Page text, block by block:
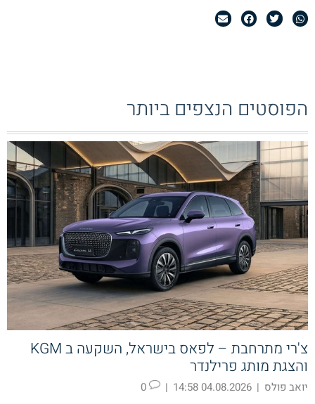
הפוסטים הנצפים ביותר
צ'רי מתרחבת – לפאס בישראל, השקעה ב KGM
והצגת מותג פרילנדר
יואב פולס |
04.08.2026 14:58
|